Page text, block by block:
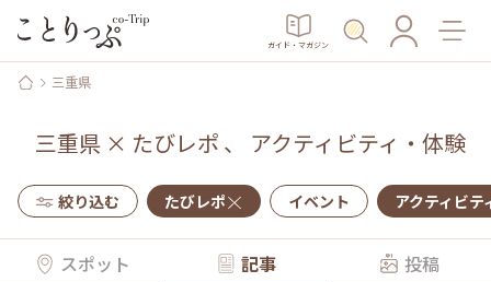
ガイド・マガジン
三重県
三重県× たびレポ 、 アクティビティ・体験
絞り込む たびレポ イベント アクティビテ
スポット 記事 投稿